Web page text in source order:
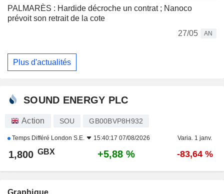
PALMARÈS : Hardide décroche un contrat ; Nanoco
prévoit son retrait de la cote
27/05
AN
Plus d'actualités
SOUND ENERGY PLC
Action SOU GB00BVP8H932
Temps Différé London S.E. 15:40:17 07/08/2026 Varia. 1 janv.
1,800 GBX +5,88 % -83,64 %